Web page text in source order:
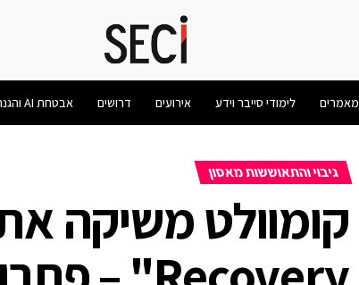
מאמרים לימודי סייבר וידע אירועים דרושים אבטחת AI והגנת AI: המדריך המלא 2026
גיבוי והתאוששות מאסון